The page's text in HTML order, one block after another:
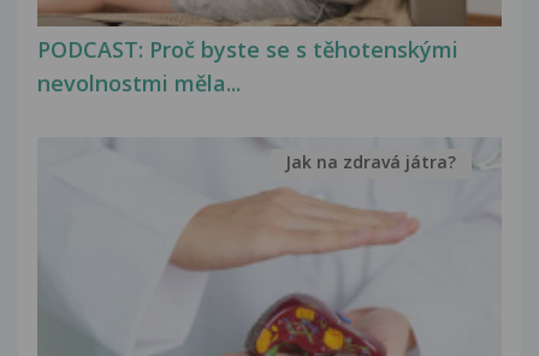
PODCAST: Proč byste se s těhotenskými
nevolnostmi měla...
Jak na zdravá játra?